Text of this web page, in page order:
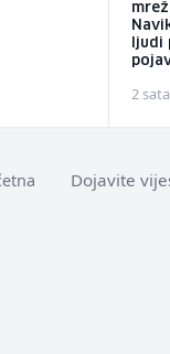
2 sata
Dojavite